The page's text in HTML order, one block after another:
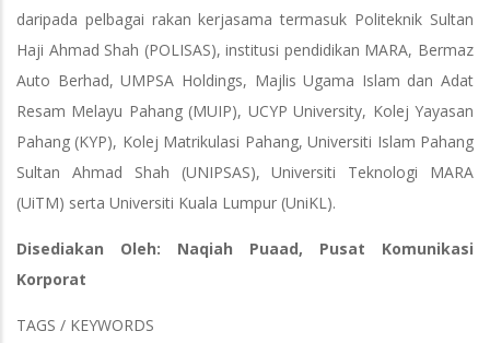
daripada pelbagai rakan kerjasama termasuk Politeknik Sultan
Haji Ahmad Shah (POLISAS), institusi pendidikan MARA, Bermaz
Auto Berhad, UMPSA Holdings, Majlis Ugama Islam dan Adat
Resam Melayu Pahang (MUIP), UCYP University, Kolej Yayasan
Pahang (KYP), Kolej Matrikulasi Pahang, Universiti Islam Pahang
Sultan Ahmad Shah (UNIPSAS), Universiti Teknologi MARA
(UiTM) serta Universiti Kuala Lumpur (UniKL).
Disediakan Oleh: Naqiah Puaad, Pusat Komunikasi
Korporat
TAGS / KEYWORDS